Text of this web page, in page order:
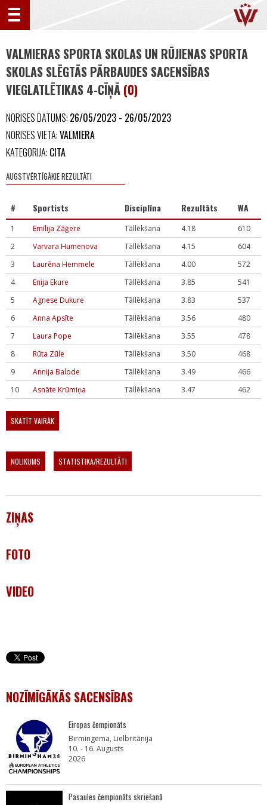
VALMIERAS SPORTA SKOLAS UN RŪJIENAS SPORTA
SKOLAS SLĒGTĀS PĀRBAUDES SACENSĪBAS
VIEGLATLĒTIKAS 4-CĪŅĀ (0)
NORISES DATUMS: 26/05/2023 - 26/05/2023
NORISES VIETA:VALMIERA
KATEGORIJA: CITA
AUGSTVĒRTĪGĀKIE REZULTĀTI
# Sportists Disciplīna Rezultāts WA
1 Emīlija Zāģere Tāllēkšana 4.18
610
2
Varvara Humenova Tāllēkšana 4.15
604
3
Laurēna Hemmele Tāllēkšana 4.00
572
4
Enija Ekure Tāllēkšana 3.85
541
5
Agnese Dukure Tāllēkšana 3.83
537
6
Anna Apsīte Tāllēkšana 3.56
480
7
Laura Pope Tāllēkšana 3.55
478
8
Rūta Zūle Tāllēkšana 3.50
468
9
Annija Balode Tāllēkšana 3.49
466
10
Asnāte Krūmiņa Tāllēkšana 3.47 462
SKATĪT VAIRĀK
NOLIKUMS STATISTIKA/REZULTĀTI
ZIŅAS
FOTO
VIDEO
NOZĪMĪGĀKĀS SACENSĪBAS
Eiropas čempionāts
Birmingema, Lielbritānija
10. - 16. Augusts
2026
Pasaules čempionāts skriešanā